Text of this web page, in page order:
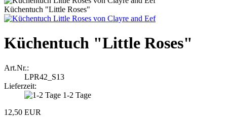
Küchentuch "Little Roses"
Küchentuch "Little Roses"
Art.Nr.:
LPR42_S13
Lieferzeit:
1-2 Tage
12,50 EUR